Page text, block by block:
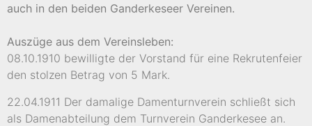
auch in den beiden Ganderkeseer Vereinen.
Auszüge aus dem Vereinsleben:
08.10.1910 bewilligte der Vorstand für eine Rekrutenfeier
den stolzen Betrag von 5 Mark.
22.04.1911 Der damalige Damenturnverein schließt sich
als Damenabteilung dem Turnverein Ganderkesee an.